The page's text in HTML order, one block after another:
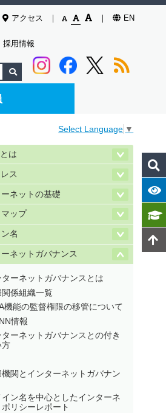
アクセス EN
採用情報
Select Language ▼
は
ス
ネットの基礎
ップ
ン名
ネットガバナンス
ターネットガバナンスとは
関係組織一覧
機能の監督権限の移管について
情報
ターネットガバナンスとの付き
方
機関とインターネットガバナン
イン名を中心としたインターネ
ポリシーレポート